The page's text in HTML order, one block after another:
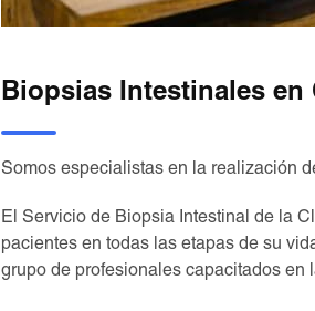
Biopsias Intestinales en
Somos especialistas en la realización
El Servicio de Biopsia Intestinal de la
pacientes en todas las etapas de su
grupo de profesionales capacitados en